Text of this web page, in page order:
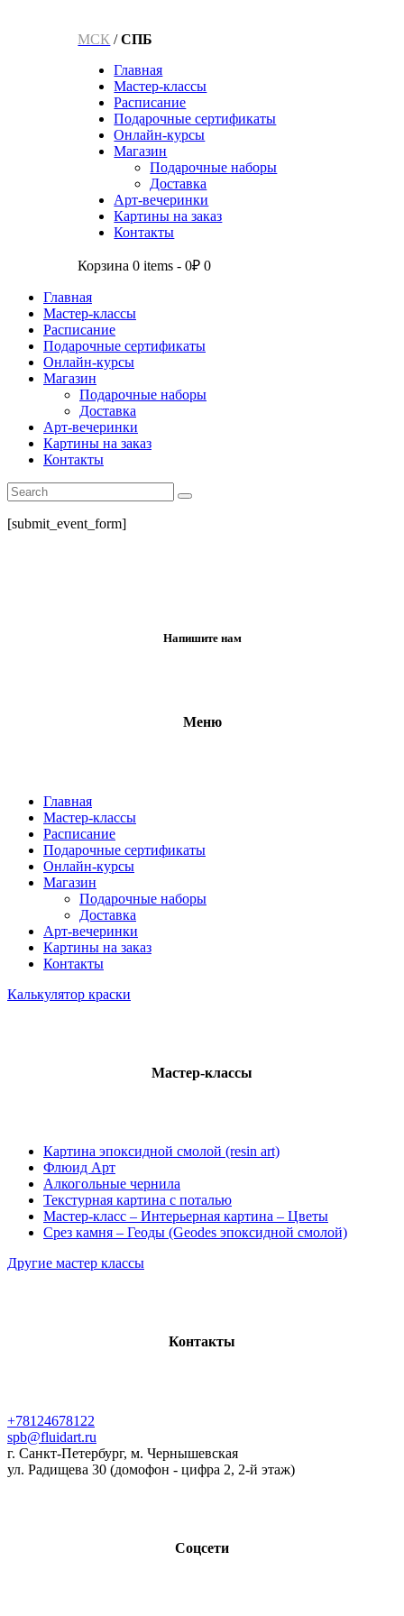
МСК /СПБ
Главная
Мастер-классы
Расписание
Подарочные сертификаты
Онлайн-курсы
Магазин
Подарочные наборы
Доставка
Арт-вечеринки
Картины на заказ
Контакты
Корзина 0 items -0₽ 0
Главная
Мастер-классы
Расписание
Подарочные сертификаты
Онлайн-курсы
Магазин
Подарочные наборы
Доставка
Арт-вечеринки
Картины на заказ
Контакты
[submit_event_form]
Напишите нам
Меню
Главная
Мастер-классы
Расписание
Подарочные сертификаты
Онлайн-курсы
Магазин
Подарочные наборы
Доставка
Арт-вечеринки
Картины на заказ
Контакты
Калькулятор краски
Мастер-классы
Картина эпоксидной смолой (resin art)
Флюид Арт
Алкогольные чернила
Текстурная картина с поталью
Мастер-класс – Интерьерная картина – Цветы
Срез камня – Геоды (Geodes эпоксидной смолой)
Другие мастер классы
Контакты
+78124678122
spb@fluidart.ru
г. Санкт-Петербург, м. Чернышевская
ул. Радищева 30 (домофон - цифра 2, 2-й этаж)
Соцсети